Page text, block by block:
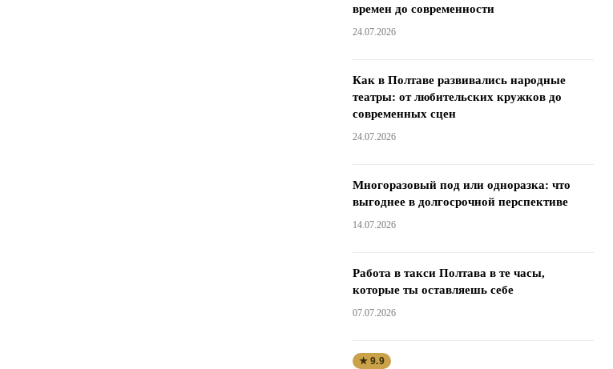
времен до современности
24.07.2026
Как в Полтаве развивались народные
театры: от любительских кружков до
современных сцен
24.07.2026
Многоразовый под или одноразка: что
выгоднее в долгосрочной перспективе
14.07.2026
Работа в такси Полтава в те часы,
которые ты оставляешь себе
07.07.2026
★ 9.9